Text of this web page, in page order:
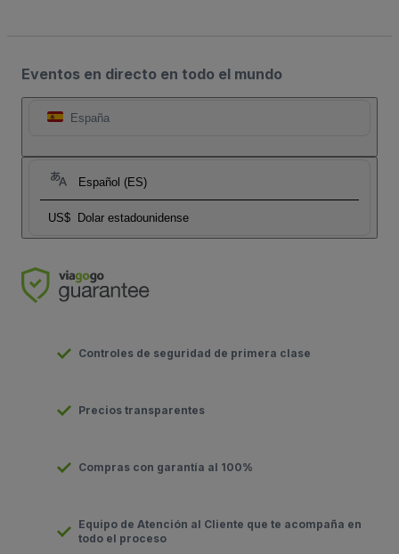
Eventos en directo en todo el mundo
España
Español (ES)
US$ Dolar estadounidense
Controles de seguridad de primera clase
Precios transparentes
Compras con garantía al 100%
Equipo de Atención al Cliente que te acompaña en
todo el proceso